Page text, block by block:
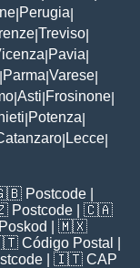
Perugia
Treviso
Pavia
Parma Varese
Asti Frosinone
Potenza
Lecce
Postcode
Postcode | 🇨🇦
Poskod
| 🇲🇽
Código Postal
| 🇮🇹 CAP